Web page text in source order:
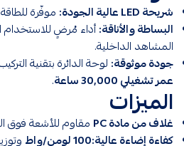
شريحة LED عالية الجودة:
موفّرة
البساطة والأناقة:أداء مُرضٍ للاستخدام
المشاهد الداخلية.
جودة موثوقة: لوحة الدائرة بتقنية
عمر تشغيلي 30,000 ساعة
.
الميزات
غلاف من مادة PC
مقاوم للأشعة فوق
كفاءة إضاءة عالية:100 لومن/واط